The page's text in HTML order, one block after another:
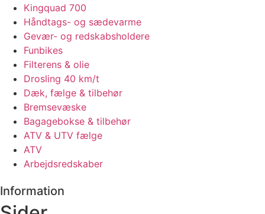
Kingquad 700
Håndtags- og sædevarme
Gevær- og redskabsholdere
Funbikes
Filterens & olie
Drosling 40 km/t
Dæk, fælge & tilbehør
Bremsevæske
Bagagebokse & tilbehør
ATV & UTV fælge
ATV
Arbejdsredskaber
Information